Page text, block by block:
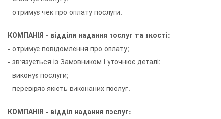
- отримує чек про оплату послуги.
КОМПАНІЯ - відділи надання послуг та якості:
- отримує повідомлення про оплату;
- зв'язується із Замовником і уточнює деталі;
- виконує послуги;
- перевіряє якість виконаних послуг.
КОМПАНІЯ - відділ надання послуг: